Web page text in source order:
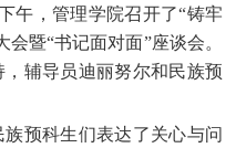
午，管理学院召开了“铸牢
暨“书记面对面”座谈会。
辅导员迪丽努尔和民族预
预科生们表达了关心与问